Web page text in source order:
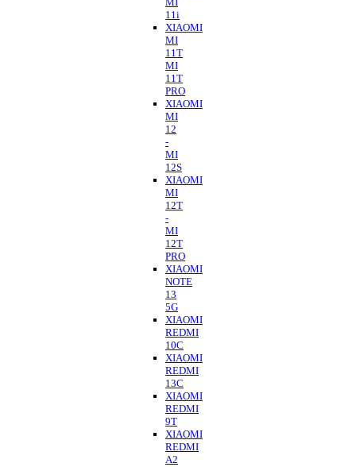
11i
XIAOMI
MI
11T
MI
11T
PRO
XIAOMI
MI
12
-
MI
12S
XIAOMI
MI
12T
-
MI
12T
PRO
XIAOMI
NOTE
13
5G
XIAOMI
REDMI
10C
XIAOMI
REDMI
13C
XIAOMI
REDMI
9T
XIAOMI
REDMI
A2